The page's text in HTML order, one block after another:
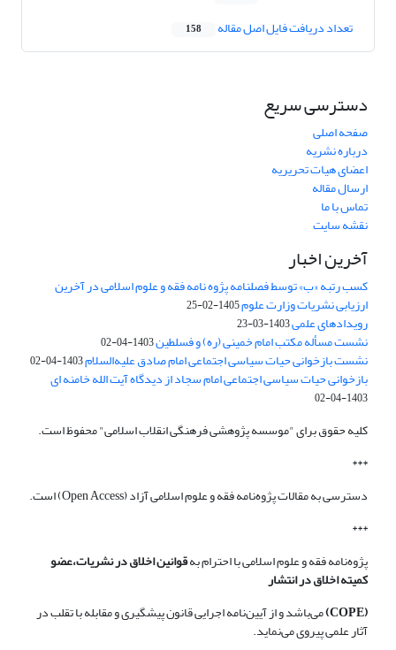
تعداد دریافت فایل اصل مقاله 158
دسترسی سریع
صفحه اصلی
درباره نشریه
اعضای هیات تحریریه
ارسال مقاله
تماس با ما
نقشه سایت
آخرین اخبار
کسب رتبه «ب» توسط فصلنامه پژوه نامه فقه و علوم اسلامی در آخرین
ارزیابی نشریات وزارت علوم1405-02-25
رویدادهای علمی1403-03-23
نشست مسأله مکتب امام خمینی (ره) و فسلطین1403-04-02
نشست بازخوانی حیات سیاسی اجتماعی امام صادق علیه‌السلام1403-04-02
بازخوانی حیات سیاسی اجتماعی امام سجاد از دیدگاه آیت الله خامنه ای
1403-04-02
کلیه حقوق برای "موسسه پژوهشی فرهنگی انقلاب اسلامی" محفوظ است.
***
دسترسی به مقالات پژوه‌نامه فقه و علوم اسلامی آزاد (Open Access) است.
***
پژوه‌نامه فقه و علوم اسلامی با احترام بهقوانین اخلاق در نشریات،عضو
کمیته اخلاق در انتشار
(COPE)
می‌باشد و از آیین‌نامه اجرایی قانون پیشگیری و مقابله با تقلب در
آثار علمی پیروی می‌نماید.